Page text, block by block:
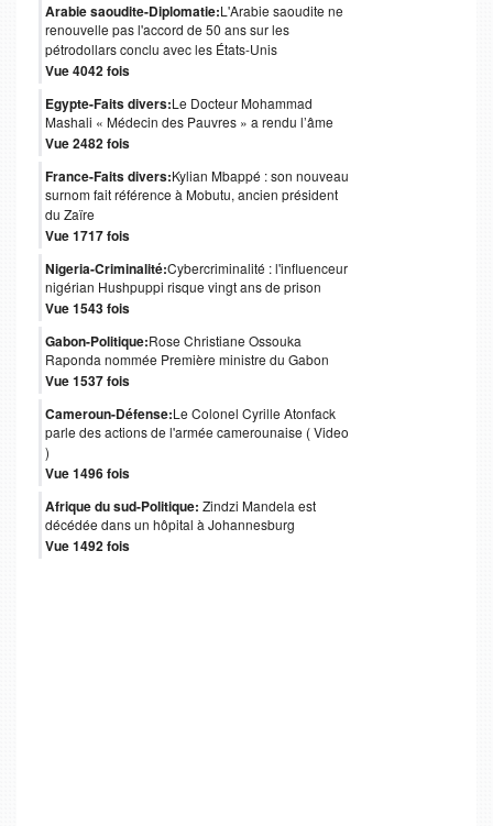
Arabie saoudite-Diplomatie:L'Arabie saoudite ne
renouvelle pas l'accord de 50 ans sur les
pétrodollars conclu avec les États-Unis
Vue 4042 fois
Egypte-Faits divers:Le Docteur Mohammad
Mashali « Médecin des Pauvres » a rendu l’âme
Vue 2482 fois
France-Faits divers:Kylian Mbappé : son nouveau
surnom fait référence à Mobutu, ancien président
du Zaïre
Vue 1717 fois
Nigeria-Criminalité:Cybercriminalité : l'influenceur
nigérian Hushpuppi risque vingt ans de prison
Vue 1543 fois
Gabon-Politique:Rose Christiane Ossouka
Raponda nommée Première ministre du Gabon
Vue 1537 fois
Cameroun-Défense:Le Colonel Cyrille Atonfack
parle des actions de l'armée camerounaise ( Video
)
Vue 1496 fois
Afrique du sud-Politique: Zindzi Mandela est
décédée dans un hôpital à Johannesburg
Vue 1492 fois